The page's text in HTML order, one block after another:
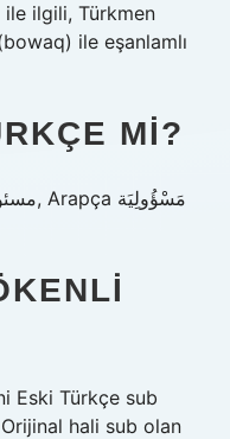
ilgili, Türkmen
MI?
Eski Türkçe sub
hali sub olan